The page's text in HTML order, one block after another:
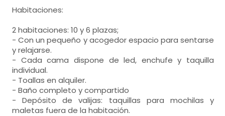
Habitaciones:
2 habitaciones: 10 y 6 plazas;
- Con un pequeño y acogedor espacio para sentarse
y relajarse.
- Cada cama dispone de led, enchufe y taquilla
individual.
- Toallas en alquiler.
- Baño completo y compartido
- Depósito de valijas: taquillas para mochilas y
maletas fuera de la habitación.